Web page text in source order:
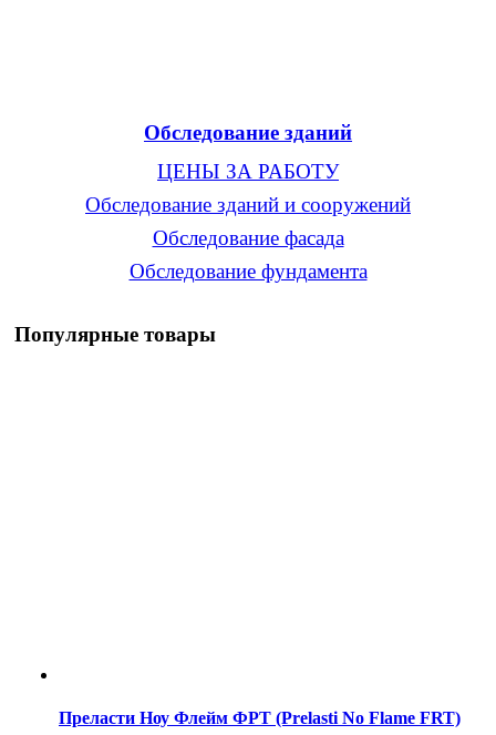
Обследование зданий
ЦЕНЫ ЗА РАБОТУ
Обследование зданий и сооружений
Обследование фасада
Обследование фундамента
Популярные товары
Преласти Ноу Флейм ФРТ (Prelasti No Flame FRT)